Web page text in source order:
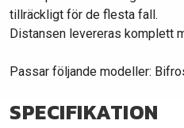
tillräckligt för de flesta fall.
Distansen levereras komplett
Passar följande modeller:
SPECIFIKATION